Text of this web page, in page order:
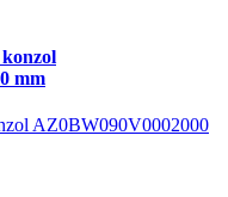
mm
AZ0BW090V0002000